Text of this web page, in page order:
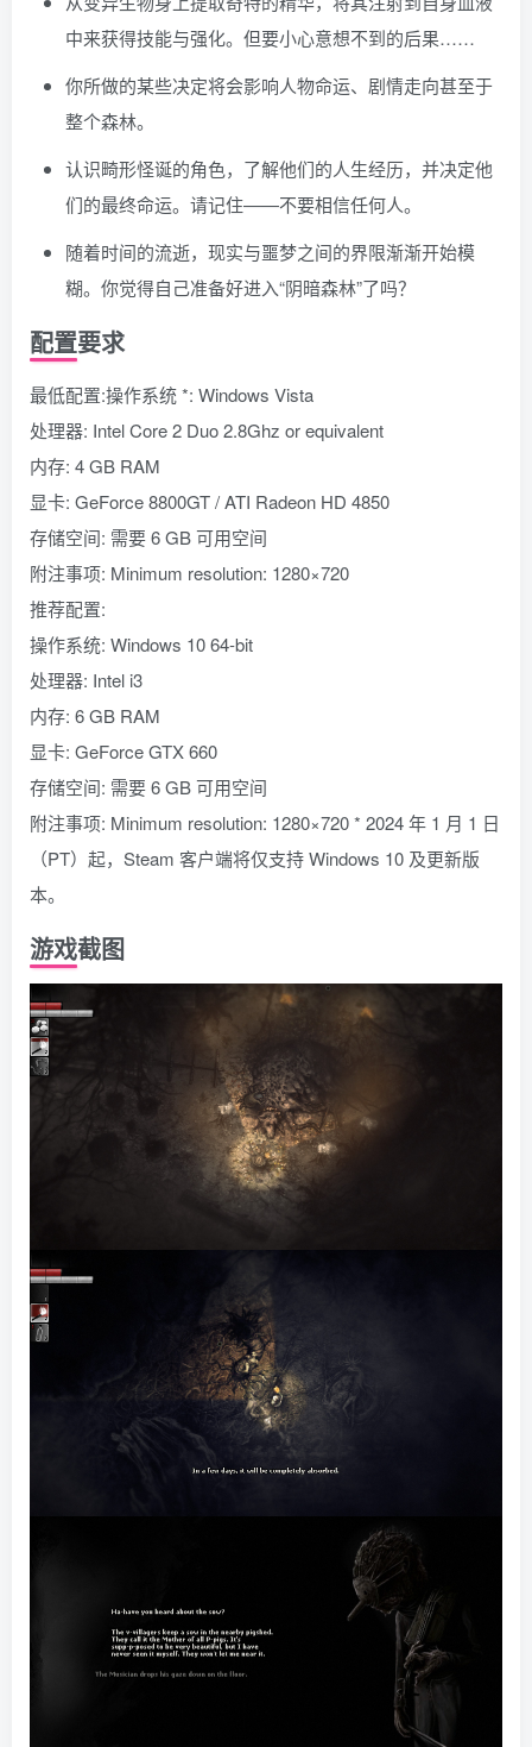
中来获得技能与强化。但要小心意想不到的后果……
你所做的某些决定将会影响人物命运、剧情走向甚至于
整个森林。
认识畸形怪诞的角色，了解他们的人生经历，并决定他
们的最终命运。请记住——不要相信任何人。
随着时间的流逝，现实与噩梦之间的界限渐渐开始模
糊。你觉得自己准备好进入“阴暗森林”了吗？
配置要求
最低配置:操作系统 *: Windows Vista
处理器: Intel Core 2 Duo 2.8Ghz or equivalent
内存: 4 GB RAM
显卡: GeForce 8800GT / ATI Radeon HD 4850
存储空间: 需要 6 GB 可用空间
附注事项: Minimum resolution: 1280×720
推荐配置:
操作系统: Windows 10 64-bit
处理器: Intel i3
内存: 6 GB RAM
显卡: GeForce GTX 660
存储空间: 需要 6 GB 可用空间
附注事项: Minimum resolution: 1280×720 * 2024 年 1 月 1 日
（PT）起，Steam 客户端将仅支持 Windows 10 及更新版
本。
游戏截图